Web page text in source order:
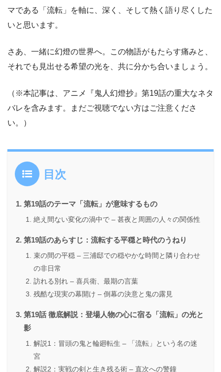
マである「流転」を軸に、深く、そして熱く語り尽くした
いと思います。
さあ、一緒に幻燈の世界へ。この物語がもたらす痛みと、
それでも見出せる希望の光を、共に分かち合いましょう。
（※本記事は、アニメ『鬼人幻燈抄』第19話の重大なネタ
バレを含みます。まだご視聴でない方はご注意くださ
い。）
目次
第19話のテーマ「流転」が意味するもの
絶え間ない変化の渦中で – 甚夜と周囲の人々の関係性
第19話のあらすじ：流転する平穏と時代のうねり
束の間の平穏 – 三浦邸での穏やかな時間と隣り合わせ
の非日常
訪れる別れ – 喜兵衛、最期の言葉
残酷な現実の幕開け – 倒幕の決意と鬼の露見
第19話 徹底解説：登場人物の心に宿る「流転」の光と
影
解説1：冒頭の鬼と輪廻転生 – 「流転」という名の迷
宮
解説2：実戦の剣と生き残る術 – 直次への警鐘